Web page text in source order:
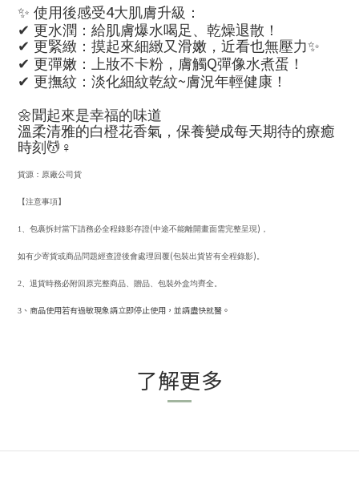
✨ 使用後感受4大肌膚升級：
✔ 更水潤：給肌膚爆水喝足、乾燥退散！
✔ 更緊緻：摸起來細緻又滑嫩，近看也無壓力✨
✔ 更彈嫩：上妝不卡粉，膚觸Q彈像水煮蛋！
✔ 更撫紋：淡化細紋乾紋~膚況年輕健康！
🌼 聞起來是幸福的味道
溫柔清雅的白橙花香氣，保養變成每天期待的療癒
時刻 💆 ♀
貨源：原廠公司貨
【注意事項】
1 、包裹拆封當下請務必全程錄影存證(中途不能離開畫面需完整呈現)
如有少寄貨或商品問題經查證後會處理回覆(包裝出貨皆有全程錄影)
2 、退貨時務必附回原完整商品、贈品、包裝外盒均齊全。
3 、商品使用若有過敏現象請立即停止使用，並請盡快就醫。
了解更多